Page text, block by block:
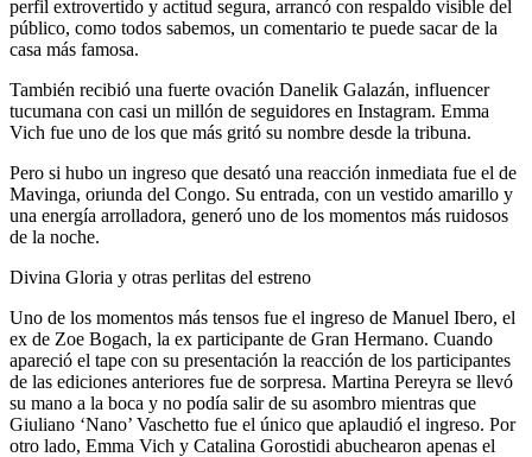
perfil extrovertido y actitud segura, arrancó con respaldo visible del
público, como todos sabemos, un comentario te puede sacar de la
casa más famosa.
También recibió una fuerte ovación Danelik Galazán, influencer
tucumana con casi un millón de seguidores en Instagram. Emma
Vich fue uno de los que más gritó su nombre desde la tribuna.
Pero si hubo un ingreso que desató una reacción inmediata fue el de
Mavinga, oriunda del Congo. Su entrada, con un vestido amarillo y
una energía arrolladora, generó uno de los momentos más ruidosos
de la noche.
Divina Gloria y otras perlitas del estreno
Uno de los momentos más tensos fue el ingreso de Manuel Ibero, el
ex de Zoe Bogach, la ex participante de Gran Hermano. Cuando
apareció el tape con su presentación la reacción de los participantes
de las ediciones anteriores fue de sorpresa. Martina Pereyra se llevó
su mano a la boca y no podía salir de su asombro mientras que
Giuliano ‘Nano’ Vaschetto fue el único que aplaudió el ingreso. Por
otro lado, Emma Vich y Catalina Gorostidi abuchearon apenas el